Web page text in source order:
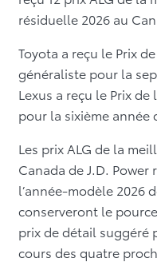
résiduelle 2026 au
Toyota a reçu le Prix
généraliste pour la
Lexus a reçu le Prix
pour la sixième année
Les prix ALG de la
Canada de J.D.
l’année-modèle 2026
conserveront le
prix de détail suggéré
cours des quatre